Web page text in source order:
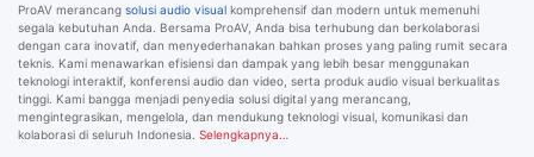
ProAV merancang solusi audio visual komprehensif dan modern untuk memenuhi
segala kebutuhan Anda. Bersama ProAV, Anda bisa terhubung dan berkolaborasi
dengan cara inovatif, dan menyederhanakan bahkan proses yang paling rumit secara
teknis. Kami menawarkan efisiensi dan dampak yang lebih besar menggunakan
teknologi interaktif, konferensi audio dan video, serta produk audio visual berkualitas
tinggi. Kami bangga menjadi penyedia solusi digital yang merancang,
mengintegrasikan, mengelola, dan mendukung teknologi visual, komunikasi dan
kolaborasi di seluruh Indonesia. Selengkapnya…